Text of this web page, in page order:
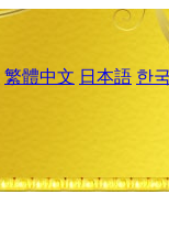
繁體中文 日本語 한